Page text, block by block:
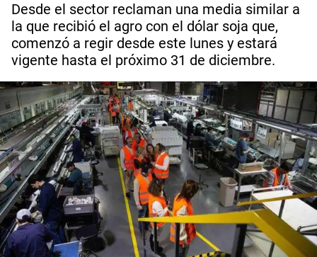
Desde el sector reclaman una media similar a
la que recibió el agro con el dólar soja que,
comenzó a regir desde este lunes y estará
vigente hasta el próximo 31 de diciembre.